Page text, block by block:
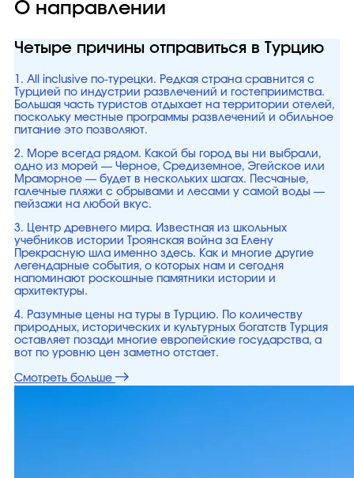
О направлении
Четыре причины отправиться в Турцию
1. All inclusive по-турецки. Редкая страна сравнится с
Турцией по индустрии развлечений и гостеприимства.
Большая часть туристов отдыхает на территории отелей,
поскольку местные программы развлечений и обильное
питание это позволяют.
2. Море всегда рядом. Какой бы город вы ни выбрали,
одно из морей — Черное, Средиземное, Эгейское или
Мраморное — будет в нескольких шагах. Песчаные,
галечные пляжи с обрывами и лесами у самой воды —
пейзажи на любой вкус.
3. Центр древнего мира. Известная из школьных
учебников истории Троянская война за Елену
Прекрасную шла именно здесь. Как и многие другие
легендарные события, о которых нам и сегодня
напоминают роскошные памятники истории и
архитектуры.
4. Разумные цены на туры в Турцию. По количеству
природных, исторических и культурных богатств Турция
оставляет позади многие европейские государства, а
вот по уровню цен заметно отстает.
Смотреть больше